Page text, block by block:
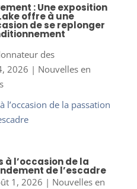
: Une exposition
offre à une
de se replonger
des
2026 | Nouvelles en
l’occasion de la
de l’escadre
1, 2026 | Nouvelles en